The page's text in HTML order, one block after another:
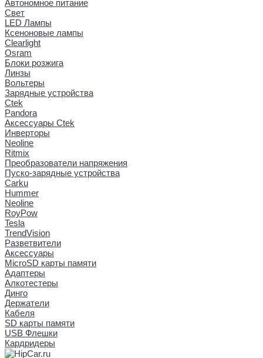
Автономное питание
Свет
LED Лампы
Ксеноновые лампы
Clearlight
Osram
Блоки розжига
Линзы
Вольтеры
Зарядные устройства
Ctek
Pandora
Аксессуары Ctek
Инверторы
Neoline
Ritmix
Преобразователи напряжения
Пуско-зарядные устройства
Carku
Hummer
Neoline
RoyPow
Tesla
TrendVision
Разветвители
Аксессуары
MicroSD карты памяти
Адаптеры
Алкотестеры
Динго
Держатели
Кабеля
SD карты памяти
USB Флешки
Кардридеры